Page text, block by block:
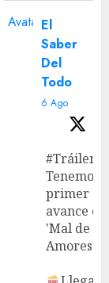
Avatar El
Saber
Del
Todo
6 Ago
#Tráiler
Tenemos
primer
avance de
'Mal de
Amores'.